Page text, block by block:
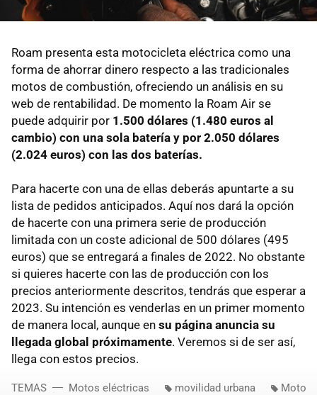
Roam presenta esta motocicleta eléctrica como una
forma de ahorrar dinero respecto a las tradicionales
motos de combustión, ofreciendo un análisis en su
web de rentabilidad. De momento la Roam Air se
puede adquirir por 1.500 dólares (1.480 euros al
cambio) con una sola batería y por 2.050 dólares
(2.024 euros) con las dos baterías.
Para hacerte con una de ellas deberás apuntarte a su
lista de pedidos anticipados. Aquí nos dará la opción
de hacerte con una primera serie de producción
limitada con un coste adicional de 500 dólares (495
euros) que se entregará a finales de 2022. No obstante
si quieres hacerte con las de producción con los
precios anteriormente descritos, tendrás que esperar a
2023. Su intención es venderlas en un primer momento
de manera local, aunque en su página anuncia su
llegada global próximamente. Veremos si de ser así,
llega con estos precios.
TEMAS Motos eléctricas movilidad urbana Moto